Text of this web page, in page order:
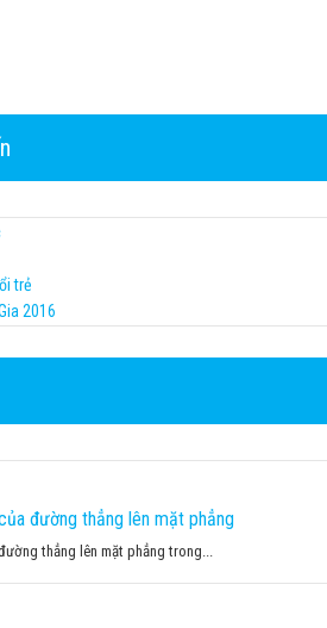
trẻ
2016
đường thẳng lên mặt phẳng
thẳng lên mặt phẳng trong...